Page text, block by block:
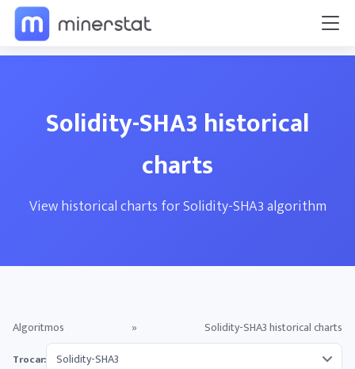
Solidity-SHA3 historical
charts
View historical charts for Solidity-SHA3 algorithm
Algoritmos » Solidity-SHA3 historical charts
Trocar: